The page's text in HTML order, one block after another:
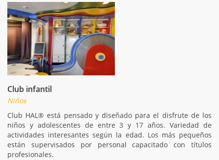
Club infantil
Niños
Club HAL® está pensado y diseñado para el disfrute de los
niños y adolescentes de entre 3 y 17 años. Variedad de
actividades interesantes según la edad. Los más pequeños
están supervisados por personal capacitado con títulos
profesionales.